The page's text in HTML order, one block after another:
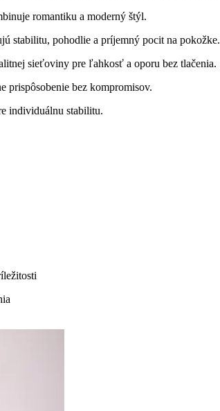
romantiku a moderný štýl.
stabilitu, pohodlie a príjemný pocit na pokožke.
sieťoviny pre ľahkosť a oporu bez tlačenia.
prispôsobenie bez kompromisov.
individuálnu stabilitu.